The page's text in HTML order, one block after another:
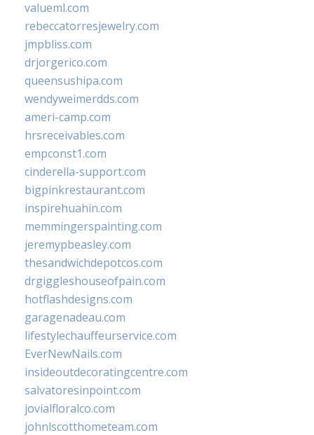
valueml.com
rebeccatorresjewelry.com
jmpbliss.com
drjorgerico.com
queensushipa.com
wendyweimerdds.com
ameri-camp.com
hrsreceivables.com
empconst1.com
cinderella-support.com
bigpinkrestaurant.com
inspirehuahin.com
memmingerspainting.com
jeremypbeasley.com
thesandwichdepotcos.com
drgiggleshouseofpain.com
hotflashdesigns.com
garagenadeau.com
lifestylechauffeurservice.com
EverNewNails.com
insideoutdecoratingcentre.com
salvatoresinpoint.com
jovialfloralco.com
johnlscotthometeam.com